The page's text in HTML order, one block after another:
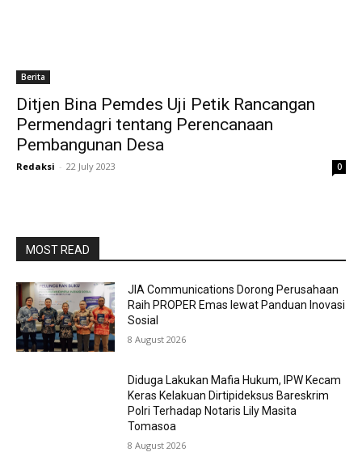
Berita
Ditjen Bina Pemdes Uji Petik Rancangan
Permendagri tentang Perencanaan
Pembangunan Desa
Redaksi - 22 July 2023 0
MOST READ
JIA Communications Dorong Perusahaan
Raih PROPER Emas lewat Panduan Inovasi
Sosial
8 August 2026
Diduga Lakukan Mafia Hukum, IPW Kecam
Keras Kelakuan Dirtipideksus Bareskrim
Polri Terhadap Notaris Lily Masita
Tomasoa
8 August 2026